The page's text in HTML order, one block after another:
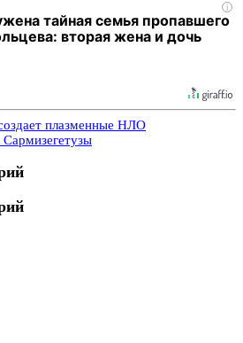
i
тайная семья пропавшего
вторая жена и дочь
плазменные НЛО